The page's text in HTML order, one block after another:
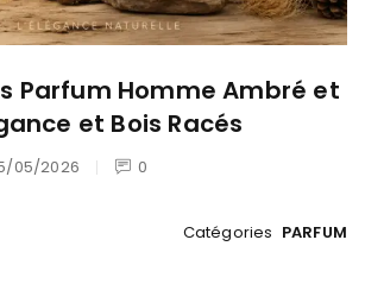
Parfum Homme Ambré et
et Bois Racés
05/2026 0
Catégories PARFUM